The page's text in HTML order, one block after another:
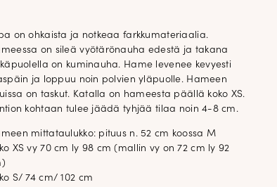
on ohkaista ja notkeaa farkkumateriaalia.
on sileä vyötärönauha edestä ja takana
on kuminauha. Hame levenee kevyesti
ja loppuu noin polvien yläpuolle. Hameen
on taskut. Katalla on hameesta päällä koko XS.
kohtaan tulee jäädä tyhjää tilaa noin 4-8 cm.
mittataulukko: pituus n. 52 cm koossa M
XS vy 70 cm ly 98 cm (mallin vy on 72 cm ly 92
S/ 74 cm/ 102 cm